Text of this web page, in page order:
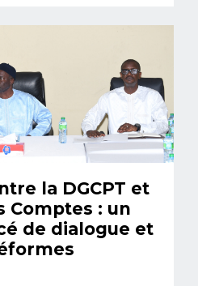
la DGCPT et
Comptes : un
de dialogue et